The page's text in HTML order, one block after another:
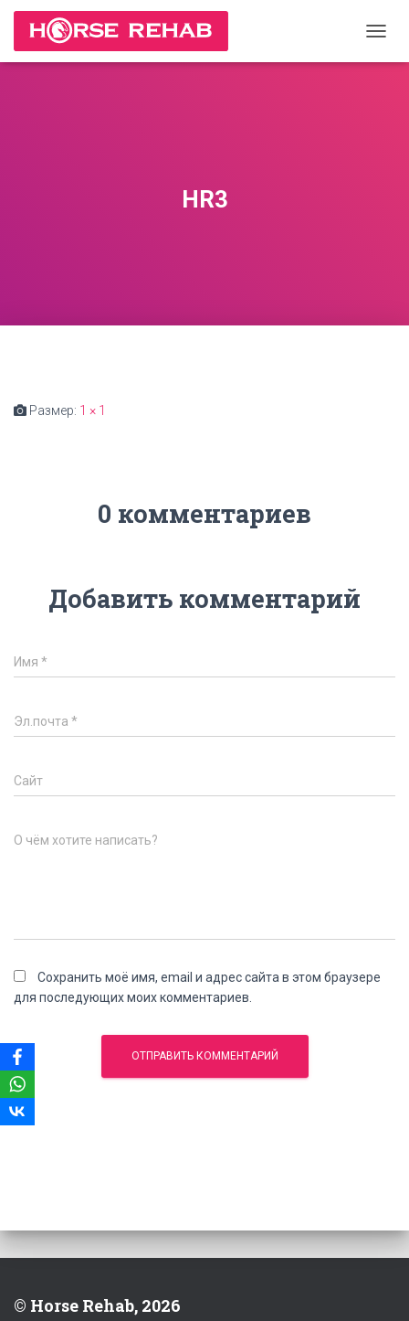
Е
А
HR3
Размер: 1 × 1
0 комментариев
Добавить комментарий
Имя *
Эл.почта *
Сайт
О чём хотите написать?
Сохранить моё имя, email и адрес сайта в этом браузере
для последующих моих комментариев.
© Horse Rehab, 2026